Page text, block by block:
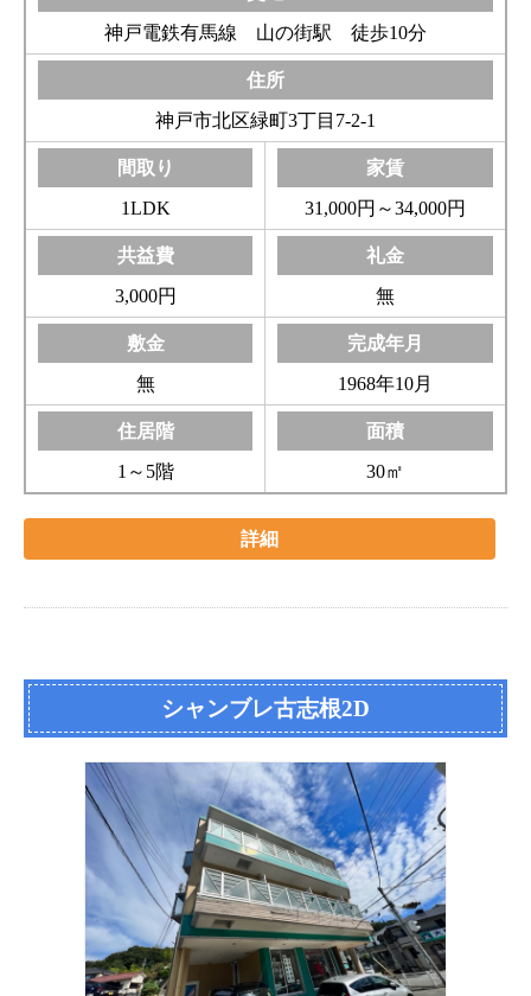
神戸電鉄有馬線 山の街駅 徒歩10分
神戸市北区緑町3丁目7-2-1
1LDK 31,000円～34,000円
3,000円 無
無 1968年10月
1～5階 30㎡
詳細
シャンブレ古志根2D